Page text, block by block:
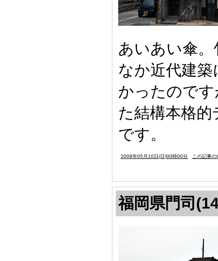
あいあい傘
なか近代建
かったので
た結構本格
です。
2009年05月10日(日)00時00分 この記事の
福岡県門司